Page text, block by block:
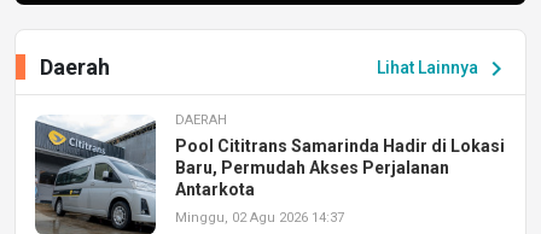
Lihat Lainnya chevron_right
Daerah
DAERAH
Pool Cititrans Samarinda Hadir di Lokasi
Baru, Permudah Akses Perjalanan
Antarkota
Minggu, 02 Agu 2026 14:37